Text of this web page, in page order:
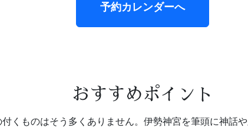
予約カレンダーへ
おすすめポイント
くものはそう多くありません。伊勢神宮を筆頭に神話